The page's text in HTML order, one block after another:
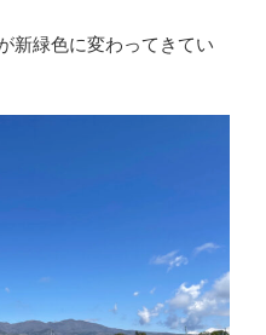
新緑色に変わってきてい